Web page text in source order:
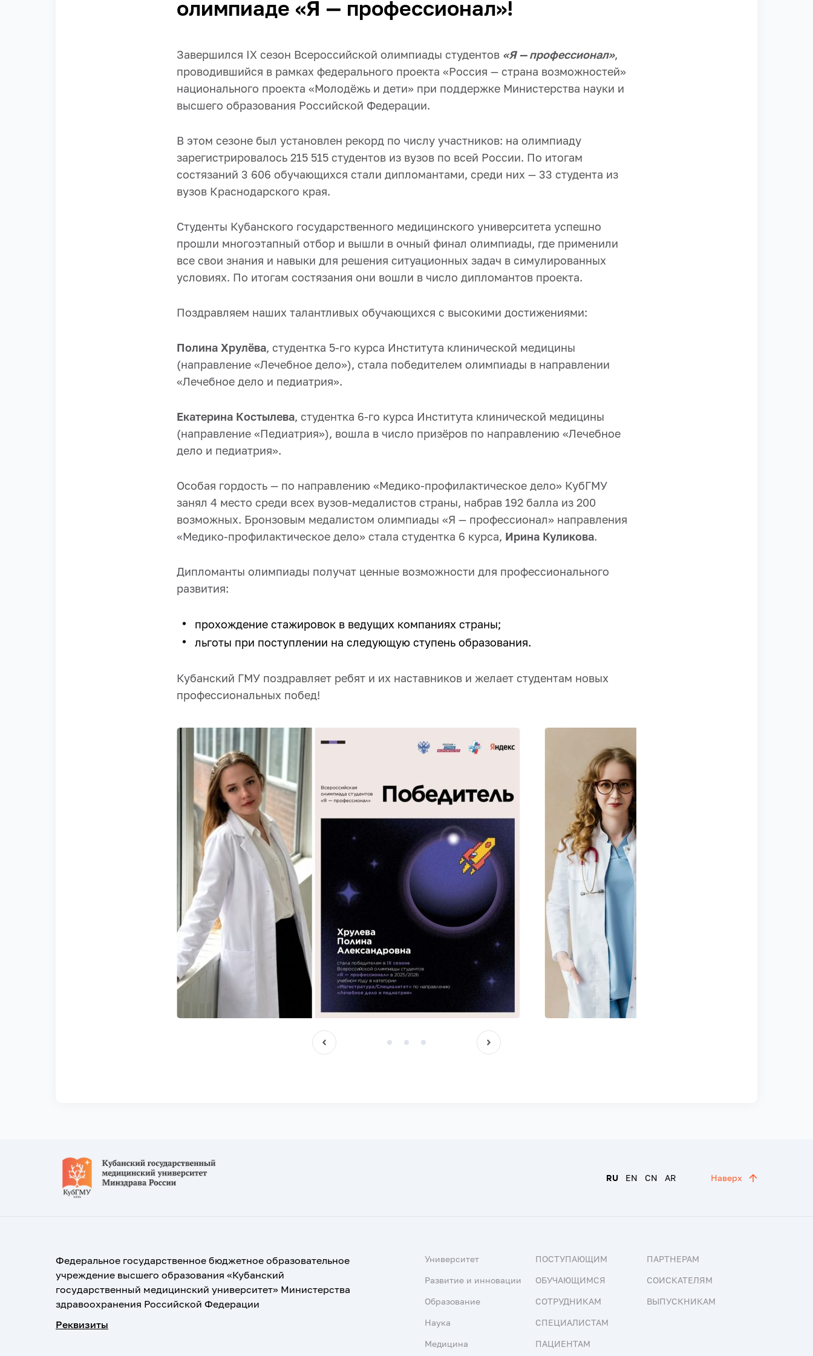
олимпиаде «Я — профессионал»!
Завершился IX сезон Всероссийской олимпиады студентов «Я — профессионал»,
проводившийся в рамках федерального проекта «Россия — страна возможностей»
национального проекта «Молодёжь и дети» при поддержке Министерства науки и
высшего образования Российской Федерации.
В этом сезоне был установлен рекорд по числу участников: на олимпиаду
зарегистрировалось 215 515 студентов из вузов по всей России. По итогам
состязаний 3 606 обучающихся стали дипломантами, среди них — 33 студента из
вузов Краснодарского края.
Студенты Кубанского государственного медицинского университета успешно
прошли многоэтапный отбор и вышли в очный финал олимпиады, где применили
все свои знания и навыки для решения ситуационных задач в симулированных
условиях. По итогам состязания они вошли в число дипломантов проекта.
Поздравляем наших талантливых обучающихся с высокими достижениями:
Полина Хрулёва, студентка 5‑го курса Института клинической медицины
(направление «Лечебное дело»), стала победителем олимпиады в направлении
«Лечебное дело и педиатрия».
Екатерина Костылева, студентка 6‑го курса Института клинической медицины
(направление «Педиатрия»), вошла в число призёров по направлению «Лечебное
дело и педиатрия».
Особая гордость — по направлению «Медико-профилактическое дело» КубГМУ
занял 4 место среди всех вузов-медалистов страны, набрав 192 балла из 200
возможных. Бронзовым медалистом олимпиады «Я — профессионал» направления
«Медико-профилактическое дело» стала студентка 6 курса, Ирина Куликова.
Дипломанты олимпиады получат ценные возможности для профессионального
развития:
прохождение стажировок в ведущих компаниях страны;
льготы при поступлении на следующую ступень образования.
Кубанский ГМУ поздравляет ребят и их наставников и желает студентам новых
профессиональных побед!
RU EN CN AR Наверх
Федеральное государственное бюджетное образовательное
учреждение высшего образования «Кубанский
государственный медицинский университет» Министерства
здравоохранения Российской Федерации
Реквизиты
Университет
Развитие и инновации
Образование
Наука
Медицина
ПОСТУПАЮЩИМ
ОБУЧАЮЩИМСЯ
СОТРУДНИКАМ
СПЕЦИАЛИСТАМ
ПАЦИЕНТАМ
ПАРТНЕРАМ
СОИСКАТЕЛЯМ
ВЫПУСКНИКАМ